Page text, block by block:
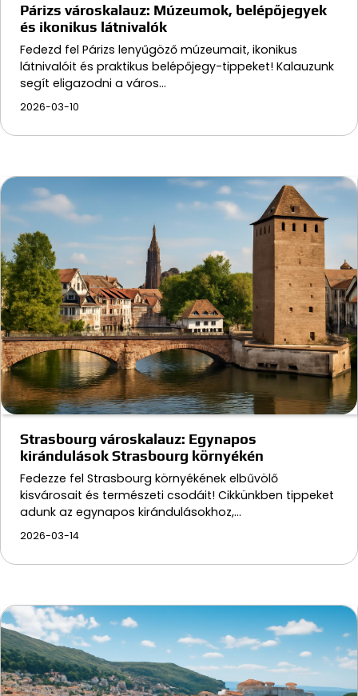
Párizs városkalauz: Múzeumok, belépőjegyek
és ikonikus látnivalók
Fedezd fel Párizs lenyűgöző múzeumait, ikonikus
látnivalóit és praktikus belépőjegy-tippeket! Kalauzunk
segít eligazodni a város…
2026-03-10
Strasbourg városkalauz: Egynapos
kirándulások Strasbourg környékén
Fedezze fel Strasbourg környékének elbűvölő
kisvárosait és természeti csodáit! Cikkünkben tippeket
adunk az egynapos kirándulásokhoz,…
2026-03-14